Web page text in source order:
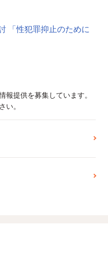
「性犯罪抑止のために
提供を募集しています。
い。